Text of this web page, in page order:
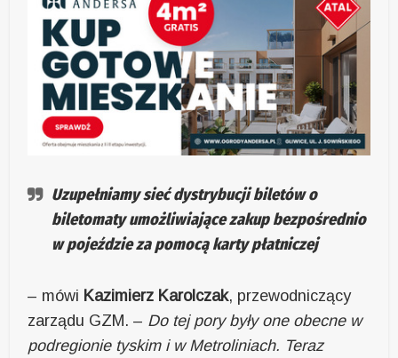
Uzupełniamy sieć dystrybucji biletów o
biletomaty umożliwiające zakup bezpośrednio
w pojeździe za pomocą karty płatniczej
– mówi Kazimierz Karolczak, przewodniczący
zarządu GZM. – Do tej pory były one obecne w
podregionie tyskim i w Metroliniach. Teraz